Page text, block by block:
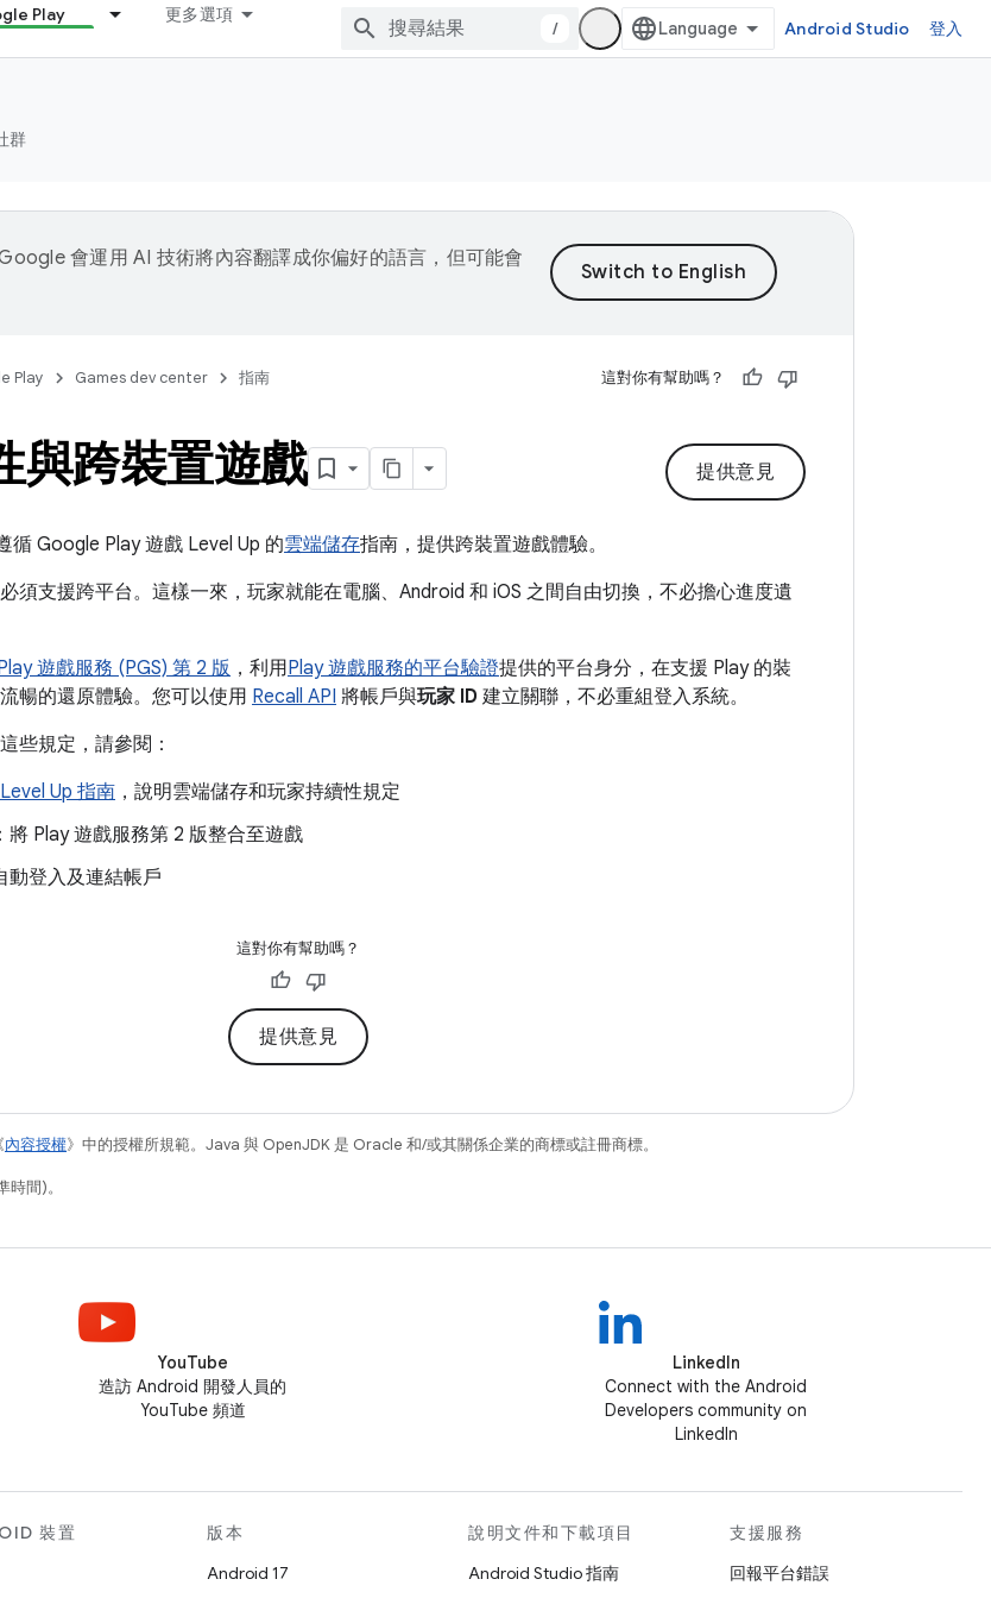
Play 更多選項
/ Android Studio 登入
群
會運用 AI 技術將內容翻譯成你偏好的語言，但可能會
Play Games dev center 指南 這對你有幫助嗎？
提供意見
與跨裝置遊戲
循 Google Play 遊戲 Level Up 的雲端儲存指南，提供跨裝置遊戲體驗。
須支援跨平台。這樣一來，玩家就能在電腦、Android 和 iOS 之間自由切換，不必擔心進度遺
遊戲服務 (PGS) 第 2 版 ，利用Play 遊戲服務的平台驗證提供的平台身分，在支援 Play 的裝
暢的還原體驗。您可以使用 Recall API 將帳戶與玩家 ID 建立關聯，不必重組登入系統。
些規定，請參閱：
Up 指南 ，說明雲端儲存和玩家持續性規定
：將 Play 遊戲服務第 2 版整合至遊戲
動登入及連結帳戶
這對你有幫助嗎？
提供意見
內容授權》中的授權所規範。Java 與 OpenJDK 是 Oracle 和/或其關係企業的商標或註冊商標。
間)。
YouTube
造訪 Android 開發人員的
YouTube 頻道
LinkedIn
Connect with the Android
Developers community on
LinkedIn
裝置
版本
Android 17
說明文件和下載項目
Android Studio 指南
支援服務
回報平台錯誤